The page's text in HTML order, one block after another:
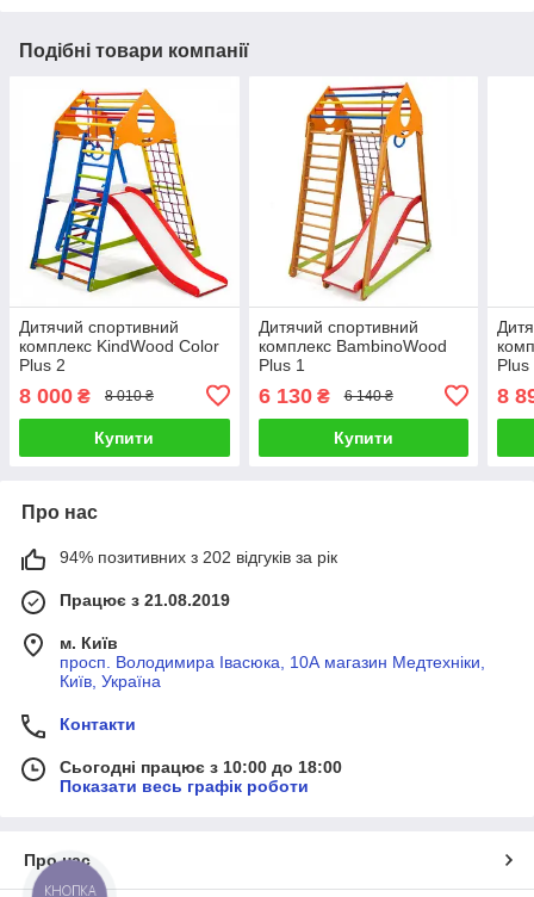
Подібні товари компанії
Дитячий спортивний
комплекс KindWood Color
Plus 2
8 000 ₴ 8 010 ₴
Купити
Дитячий спортивний
комплекс BambinoWood
Plus 1
6 130₴ 6 140 ₴
Купити
Plus
8
Про нас
94% позитивних з 202 відгуків за рік
Працює з 21.08.2019
м. Київ
просп. Володимира Івасюка, 10А магазин Медтехніки,
Київ, Україна
Контакти
Сьогодні працює з 10:00 до 18:00
Показати весь графік роботи
Про нас
КНОПКА